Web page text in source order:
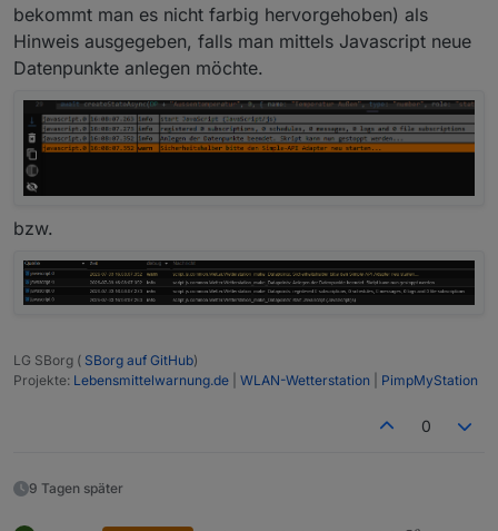
bekommt man es nicht farbig hervorgehoben) als
Hinweis ausgegeben, falls man mittels Javascript neue
Datenpunkte anlegen möchte.
bzw.
LG SBorg ( SBorg auf GitHub)
Projekte: Lebensmittelwarnung.de WLAN-Wetterstation PimpMyStation
0
9 Tagen später